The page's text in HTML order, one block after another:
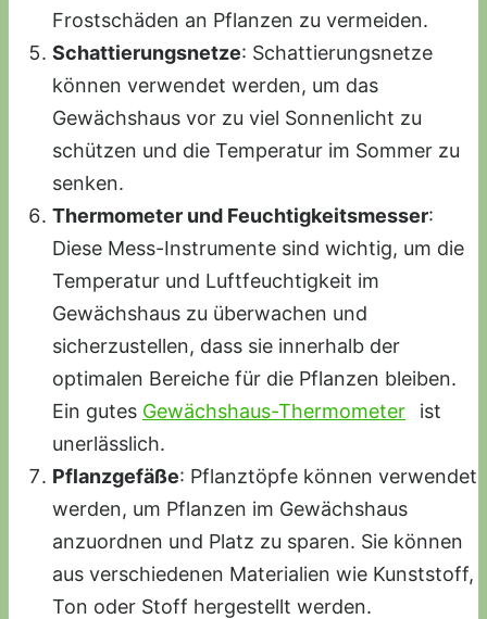
Frostschäden an Pflanzen zu vermeiden.
Schattierungsnetze: Schattierungsnetze
können verwendet werden, um das
Gewächshaus vor zu viel Sonnenlicht zu
schützen und die Temperatur im Sommer zu
senken.
Thermometer und Feuchtigkeitsmesser:
Diese Mess-Instrumente sind wichtig, um die
Temperatur und Luftfeuchtigkeit im
Gewächshaus zu überwachen und
sicherzustellen, dass sie innerhalb der
optimalen Bereiche für die Pflanzen bleiben.
Ein gutes Gewächshaus-Thermometer
ist
unerlässlich.
Pflanzgefäße: Pflanztöpfe können verwendet
werden, um Pflanzen im Gewächshaus
anzuordnen und Platz zu sparen. Sie können
aus verschiedenen Materialien wie Kunststoff,
Ton oder Stoff hergestellt werden.